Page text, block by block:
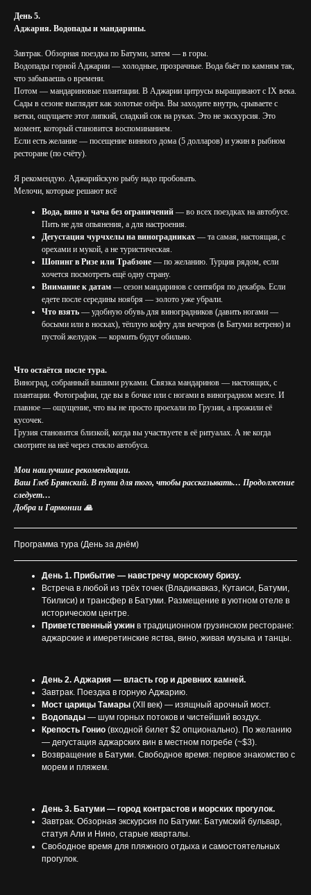
День 5.
Аджария. Водопады и мандарины.
Завтрак. Обзорная поездка по Батуми, затем — в горы.
Водопады горной Аджарии — холодные, прозрачные. Вода бьёт по камням так,
что забываешь о времени.
Потом — мандариновые плантации. В Аджарии цитрусы выращивают с IX века.
Сады в сезоне выглядят как золотые озёра. Вы заходите внутрь, срываете с
ветки, ощущаете этот липкий, сладкий сок на руках. Это не экскурсия. Это
момент, который становится воспоминанием.
Если есть желание — посещение винного дома (5 долларов) и ужин в рыбном
ресторане (по счёту).
Я рекомендую. Аджарийскую рыбу надо пробовать.
Мелочи, которые решают всё
Вода, вино и чача без ограничений — во всех поездках на автобусе.
Пить не для опьянения, а для настроения.
Дегустация чурчхелы на виноградниках — та самая, настоящая, с
орехами и мукой, а не туристическая.
Шопинг в Ризе или Трабзоне — по желанию. Турция рядом, если
хочется посмотреть ещё одну страну.
Внимание к датам — сезон мандаринов с сентября по декабрь. Если
едете после середины ноября — золото уже убрали.
Что взять — удобную обувь для виноградников (давить ногами —
босыми или в носках), тёплую кофту для вечеров (в Батуми ветрено) и
пустой желудок — кормить будут обильно.
Что остаётся после тура.
Виноград, собранный вашими руками. Связка мандаринов — настоящих, с
плантации. Фотографии, где вы в бочке или с ногами в виноградном мезге. И
главное — ощущение, что вы не просто проехали по Грузии, а прожили её
кусочек.
Грузия становится близкой, когда вы участвуете в её ритуалах. А не когда
смотрите на неё через стекло автобуса.
Мои наилучшие рекомендации.
Ваш Глеб Брянский. В пути для того, чтобы рассказывать… Продолжение
следует…
Добра и Гармонии 🙏
Программа тура (День за днём)
День 1. Прибытие — навстречу морскому бризу.
Встреча в любой из трёх точек (Владикавказ, Кутаиси, Батуми,
Тбилиси) и трансфер в Батуми. Размещение в уютном отеле в
историческом центре.
Приветственный ужин в традиционном грузинском ресторане:
аджарские и имеретинские яства, вино, живая музыка и танцы.
День 2. Аджария — власть гор и древних камней.
Завтрак. Поездка в горную Аджарию.
Мост царицы Тамары (XII век) — изящный арочный мост.
Водопады — шум горных потоков и чистейший воздух.
Крепость Гонио (входной билет $2 опционально). По желанию
— дегустация аджарских вин в местном погребе (~$3).
Возвращение в Батуми. Свободное время: первое знакомство с
морем и пляжем.
День 3. Батуми — город контрастов и морских прогулок.
Завтрак. Обзорная экскурсия по Батуми: Батумский бульвар,
статуя Али и Нино, старые кварталы.
Свободное время для пляжного отдыха и самостоятельных
прогулок.